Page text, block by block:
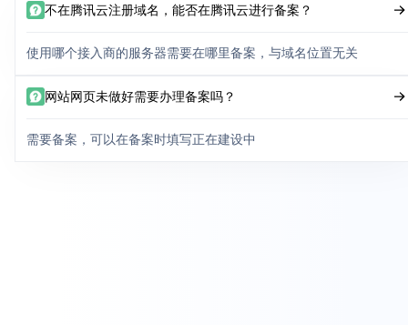
不在腾讯云注册域名，能否在腾讯云进行备案？
使用哪个接入商的服务器需要在哪里备案，与域名位置无关
网站网页未做好需要办理备案吗？
需要备案，可以在备案时填写正在建设中